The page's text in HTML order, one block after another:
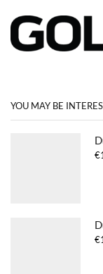
YOU MAY BE
€
€